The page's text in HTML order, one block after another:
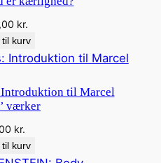
kr.
kurv
til Marcel
værker
kr.
kurv